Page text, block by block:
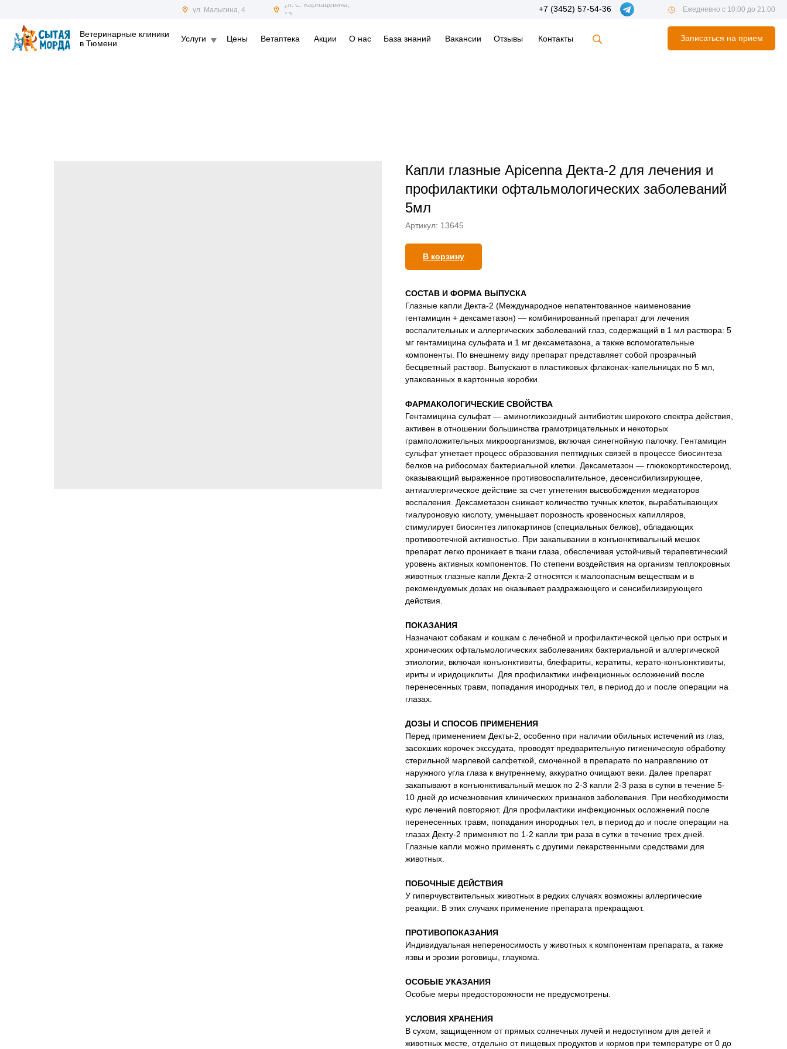
Записаться на прием
+7 (3452) 57-54-36
ул. С. Карнацевича,
12
ул. Малыгина, 4
Ветеринарные клиники
в Тюмени
Ежедневно с 10:00 до 21:00
Услуги Цены База знаний
О нас Контакты
Вакансии Отзывы
Акции
Ветаптека
Капли глазные Apicenna Декта-2 для лечения и
профилактики офтальмологических заболеваний
5мл
Артикул: 13645
В корзину
СОСТАВ И ФОРМА ВЫПУСКА
Глазные капли Декта-2 (Международное непатентованное наименование
гентамицин + дексаметазон) — комбинированный препарат для лечения
воспалительных и аллергических заболеваний глаз, содержащий в 1 мл раствора: 5
мг гентамицина сульфата и 1 мг дексаметазона, а также вспомогательные
компоненты. По внешнему виду препарат представляет собой прозрачный
бесцветный раствор. Выпускают в пластиковых флаконах-капельницах по 5 мл,
упакованных в картонные коробки.
ФАРМАКОЛОГИЧЕСКИЕ СВОЙСТВА
Гентамицина сульфат — аминогликозидный антибиотик широкого спектра действия,
активен в отношении большинства грамотрицательных и некоторых
грамположительных микроорганизмов, включая синегнойную палочку. Гентамицин
сульфат угнетает процесс образования пептидных связей в процессе биосинтеза
белков на рибосомах бактериальной клетки. Дексаметазон — глюкокортикостероид,
оказывающий выраженное противовоспалительное, десенсибилизирующее,
антиаллергическое действие за счет угнетения высвобождения медиаторов
воспаления. Дексаметазон снижает количество тучных клеток, вырабатывающих
гиалуроновую кислоту, уменьшает порозность кровеносных капилляров,
стимулирует биосинтез липокартинов (специальных белков), обладающих
противоотечной активностью. При закапывании в конъюнктивальный мешок
препарат легко проникает в ткани глаза, обеспечивая устойчивый терапевтический
уровень активных компонентов. По степени воздействия на организм теплокровных
животных глазные капли Декта-2 относятся к малоопасным веществам и в
рекомендуемых дозах не оказывает раздражающего и сенсибилизирующего
действия.
ПОКАЗАНИЯ
Назначают собакам и кошкам с лечебной и профилактической целью при острых и
хронических офтальмологических заболеваниях бактериальной и аллергической
этиологии, включая конъюнктивиты, блефариты, кератиты, керато-конъюнктивиты,
ириты и иридоциклиты. Для профилактики инфекционных осложнений после
перенесенных травм, попадания инородных тел, в период до и после операции на
глазах.
ДОЗЫ И СПОСОБ ПРИМЕНЕНИЯ
Перед применением Декты-2, особенно при наличии обильных истечений из глаз,
засохших корочек экссудата, проводят предварительную гигиеническую обработку
стерильной марлевой салфеткой, смоченной в препарате по направлению от
наружного угла глаза к внутреннему, аккуратно очищают веки. Далее препарат
закапывают в конъюнктивальный мешок по 2-3 капли 2-3 раза в сутки в течение 5-
10 дней до исчезновения клинических признаков заболевания. При необходимости
курс лечений повторяют. Для профилактики инфекционных осложнений после
перенесенных травм, попадания инородных тел, в период до и после операции на
глазах Декту-2 применяют по 1-2 капли три раза в сутки в течение трех дней.
Глазные капли можно применять с другими лекарственными средствами для
животных.
ПОБОЧНЫЕ ДЕЙСТВИЯ
У гиперчувствительных животных в редких случаях возможны аллергические
реакции. В этих случаях применение препарата прекращают.
ПРОТИВОПОКАЗАНИЯ
Индивидуальная непереносимость у животных к компонентам препарата, а также
язвы и эрозии роговицы, глаукома.
ОСОБЫЕ УКАЗАНИЯ
Особые меры предосторожности не предусмотрены.
УСЛОВИЯ ХРАНЕНИЯ
В сухом, защищенном от прямых солнечных лучей и недоступном для детей и
животных месте, отдельно от пищевых продуктов и кормов при температуре от 0 до